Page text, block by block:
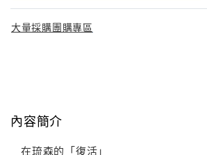
大量採購團購專區
內容簡介
在琉森的「復活」